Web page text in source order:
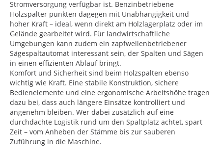
Stromversorgung verfügbar ist. Benzinbetriebene
Holzspalter punkten dagegen mit Unabhängigkeit und
hoher Kraft – ideal, wenn direkt am Holzlagerplatz oder im
Gelände gearbeitet wird. Für landwirtschaftliche
Umgebungen kann zudem ein zapfwellenbetriebener
Sägespaltautomat interessant sein, der Spalten und Sägen
in einen effizienten Ablauf bringt.
Komfort und Sicherheit sind beim Holzspalten ebenso
wichtig wie Kraft. Eine stabile Konstruktion, sichere
Bedienelemente und eine ergonomische Arbeitshöhe tragen
dazu bei, dass auch längere Einsätze kontrolliert und
angenehm bleiben. Wer dabei zusätzlich auf eine
durchdachte Logistik rund um den Spaltplatz achtet, spart
Zeit – vom Anheben der Stämme bis zur sauberen
Zuführung in die Maschine.